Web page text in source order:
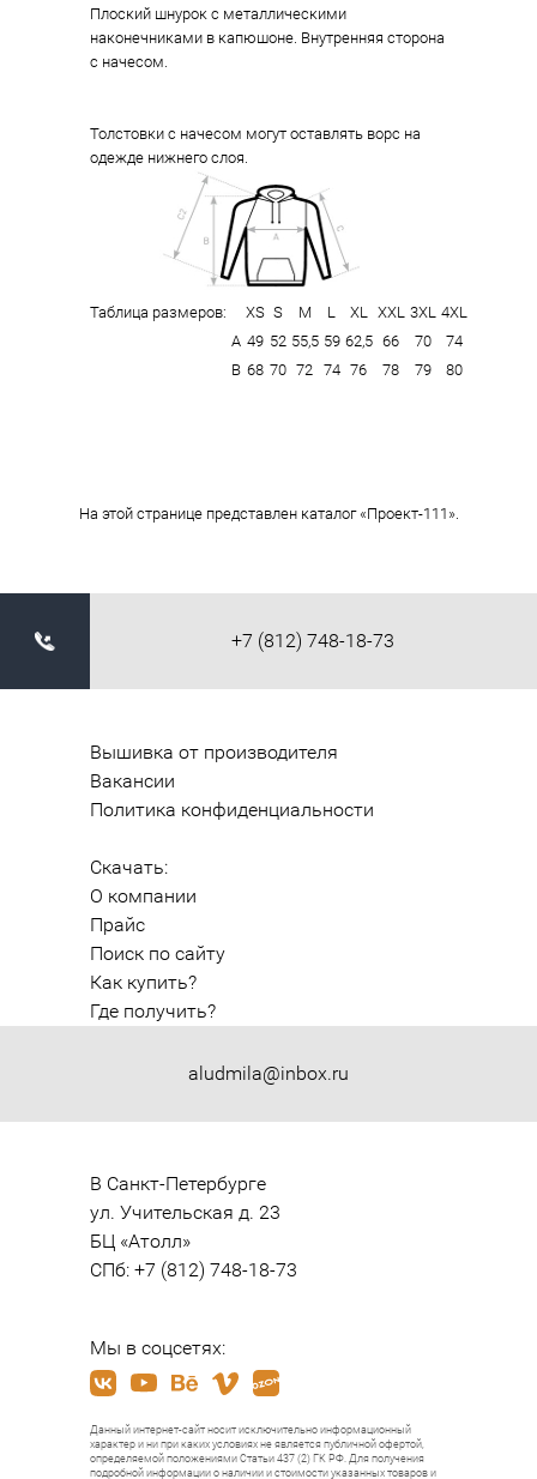
Плоский шнурок с металлическими
наконечниками в капюшоне. Внутренняя сторона
с начесом.
Толстовки с начесом могут оставлять ворс на
одежде нижнего слоя.
Таблица размеров: XS S M L XL XXL 3XL 4XL
А 49 52 55,5 59 62,5 66 70
74
В 68 70 72 74 76 78 79 80
На этой странице представлен каталог «Проект-111».
+7 (812) 748-18-73
aludmila@inbox.ru
Вышивка от производителя
Вакансии
Политика конфиденциальности
Скачать:
О компании
Прайс
Поиск по сайту
Как купить?
Где получить?
В Санкт-Петербурге
ул. Учительская д. 23
БЦ «Атолл»
СПб: +7 (812) 748-18-73
Мы в соцсетях:
Данный интернет-сайт носит исключительно информационный
характер и ни при каких условиях не является публичной офертой,
определяемой положениями Статьи 437 (2) ГК РФ. Для получения
подробной информации о наличии и стоимости указанных товаров и